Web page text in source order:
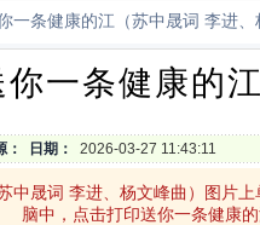
一条健康的江（苏中晟词 李进
你一条健康的
： 日期： 2026-03-27 11:43:11
中晟词 李进、杨文峰曲）图片
脑中，点击打印送你一条健康